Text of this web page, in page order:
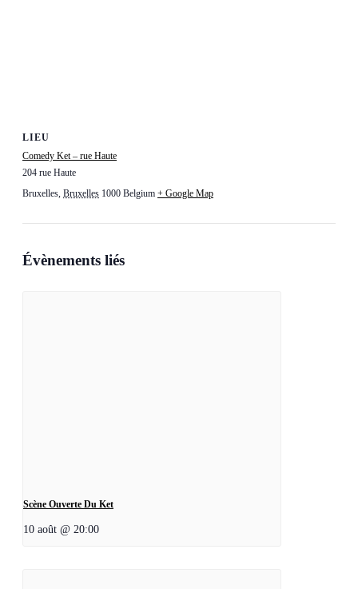
LIEU
Comedy Ket – rue Haute
204 rue Haute
Bruxelles, Bruxelles 1000 Belgium + Google Map
Évènements liés
Scène Ouverte Du Ket
10 août @ 20:00